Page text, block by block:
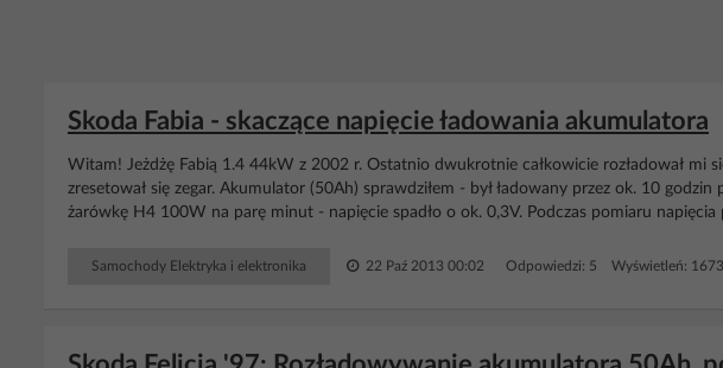
Skoda Fabia - skaczące napięcie ładowania akumulatora
Witam! Jeżdżę Fabią 1.4 44kW z 2002 r. Ostatnio dwukrotnie całkowicie rozładował mi
zresetował się zegar. Akumulator (50Ah) sprawdziłem - był ładowany przez ok. 10
żarówkę H4 100W na parę minut - napięcie spadło o ok. 0,3V. Podczas pomiaru napięcia
Samochody Elektryka i elektronika 22 Paź 2013 00:02 Odpowiedzi: 5 Wyświetleń: